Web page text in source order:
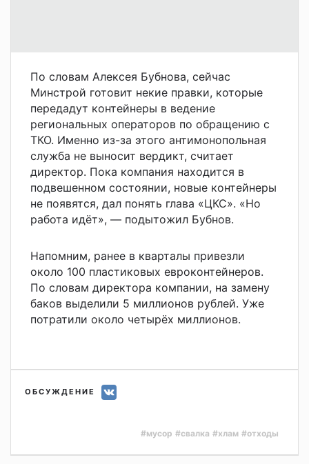
По словам Алексея Бубнова, сейчас
Минстрой готовит некие правки, которые
передадут контейнеры в ведение
региональных операторов по обращению с
ТКО. Именно из-за этого антимонопольная
служба не выносит вердикт, считает
директор. Пока компания находится в
подвешенном состоянии, новые контейнеры
не появятся, дал понять глава «ЦКС». «Но
работа идёт», — подытожил Бубнов.
Напомним, ранее в кварталы привезли
около 100 пластиковых евроконтейнеров.
По словам директора компании, на замену
баков выделили 5 миллионов рублей. Уже
потратили около четырёх миллионов.
ОБСУЖДЕНИЕ
#мусор #свалка #хлам #отходы